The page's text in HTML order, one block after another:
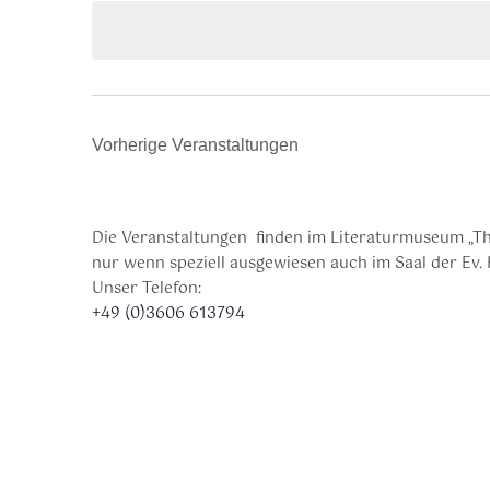
Vorherige Veranstaltungen
Die Veranstaltungen finden im Literaturmuseum
nur wenn speziell ausgewiesen auch im Saal der
Unser Telefon:
+49 (0)3606 613794